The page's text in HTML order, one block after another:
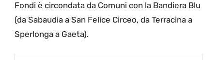
Fondi è circondata da Comuni con la Bandiera Blu
(da Sabaudia a San Felice Circeo, da Terracina a
Sperlonga a Gaeta).